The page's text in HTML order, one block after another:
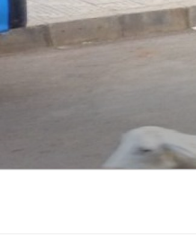
Aller
au
contenu